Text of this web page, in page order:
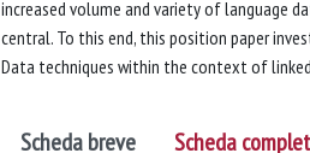
increased volume and variety of language
central. To this end, this position paper
Data techniques within the context of
Scheda breve Scheda